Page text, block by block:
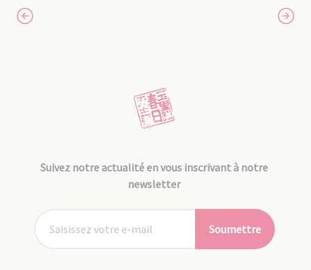
Suivez notre actualité en vous inscrivant à notre
newsletter
Soumettre